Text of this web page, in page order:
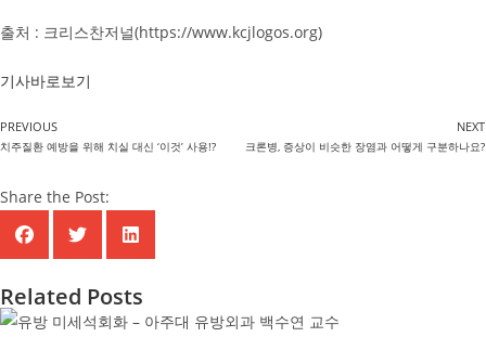
출처 : 크리스찬저널(https://www.kcjlogos.org)
기사바로보기
PREVIOUS
치주질환 예방을 위해 치실 대신 ‘이것’ 사용!?
NEXT
크론병, 증상이 비슷한 장염과 어떻게 구분하나요?
Share the Post:
Related Posts